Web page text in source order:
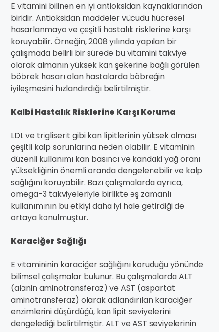
E vitamini bilinen en iyi antioksidan kaynaklarından
biridir. Antioksidan maddeler vücudu hücresel
hasarlanmaya ve çeşitli hastalık risklerine karşı
koruyabilir. Örneğin, 2008 yılında yapılan bir
çalışmada belirli bir sürede bu vitamini takviye
olarak almanın yüksek kan şekerine bağlı görülen
böbrek hasarı olan hastalarda böbreğin
iyileşmesini hızlandırdığı belirtilmiştir.
Kalbi Hastalık Risklerine Karşı Koruma
LDL ve trigliserit gibi kan lipitlerinin yüksek olması
çeşitli kalp sorunlarına neden olabilir. E vitaminin
düzenli kullanımı kan basıncı ve kandaki yağ oranı
yüksekliğinin önemli oranda dengelenebilir ve kalp
sağlığını koruyabilir. Bazı çalışmalarda ayrıca,
omega-3 takviyeleriyle birlikte eş zamanlı
kullanımının bu etkiyi daha iyi hale getirdiği de
ortaya konulmuştur.
Karaciğer Sağlığı
E vitamininin karaciğer sağlığını koruduğu yönünde
bilimsel çalışmalar bulunur. Bu çalışmalarda ALT
(alanin aminotransferaz) ve AST (aspartat
aminotransferaz) olarak adlandırılan karaciğer
enzimlerini düşürdüğü, kan lipit seviyelerini
dengelediği belirtilmiştir. ALT ve AST seviyelerinin